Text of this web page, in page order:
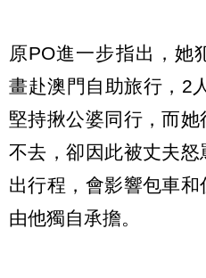
原PO進一步指出，她
畫赴澳門自助旅行，2
堅持揪公婆同行，而
不去，卻因此被丈夫
出行程，會影響包車
由他獨自承擔。